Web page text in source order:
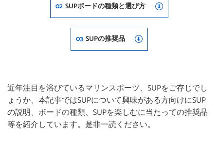
02 SUPボードの種類と選び方
03 SUPの推奨品
近年注目を浴びているマリンスポーツ、SUPをご存じでし
ょうか、本記事ではSUPについて興味がある方向けにSUP
の説明、ボードの種類、SUPを楽しむに当たっての推奨品
等を紹介しています。是非一読ください。